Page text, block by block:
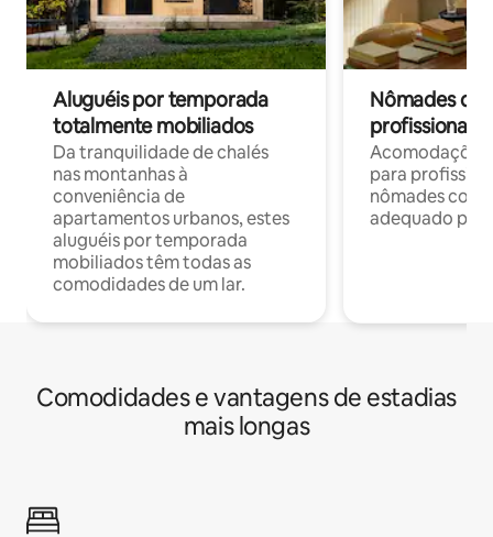
Aluguéis por temporada
totalmente mobiliados
Da tranquilidade de chalés
nas montanhas à
conveniência de
apartamentos urbanos, estes
aluguéis por temporada
mobiliados têm todas as
comodidades de um lar.
Nômades
profissionais
para
nômades com
adequado
Comodidades e vantagens de estadias
mais longas